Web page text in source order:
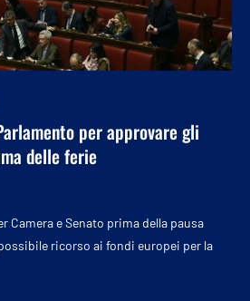
per approvare gli
delle ferie
Camera e Senato prima della pausa
ricorso ai fondi europei per la